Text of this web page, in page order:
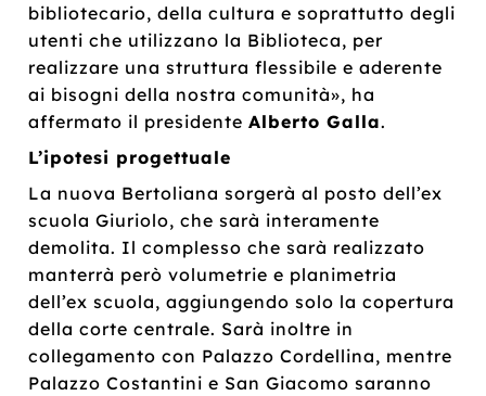
bibliotecario, della cultura e soprattutto degli
utenti che utilizzano la Biblioteca, per
realizzare una struttura flessibile e aderente
ai bisogni della nostra comunità», ha
affermato il presidenteAlberto Galla.
L’ipotesi progettuale
La nuova Bertoliana sorgerà al posto dell’ex
scuola Giuriolo, che sarà interamente
demolita. Il complesso che sarà realizzato
manterrà però volumetrie e planimetria
dell’ex scuola, aggiungendo solo la copertura
della corte centrale. Sarà inoltre in
collegamento con Palazzo Cordellina, mentre
Palazzo Costantini e San Giacomo saranno